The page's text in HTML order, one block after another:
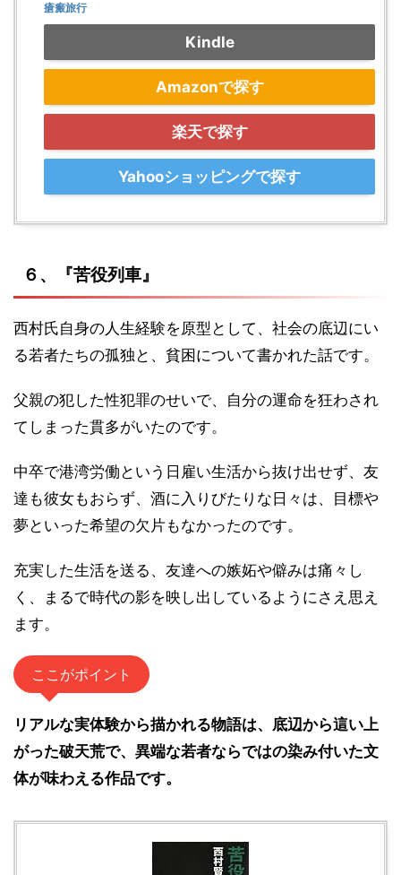
瘡瘢旅行
Kindle
Amazonで探す
楽天で探す
Yahooショッピングで探す
６、『苦役列車』
西村氏自身の人生経験を原型として、社会の底辺にい
る若者たちの孤独と、貧困について書かれた話です。
父親の犯した性犯罪のせいで、自分の運命を狂わされ
てしまった貫多がいたのです。
中卒で港湾労働という日雇い生活から抜け出せず、友
達も彼女もおらず、酒に入りびたりな日々は、目標や
夢といった希望の欠片もなかったのです。
充実した生活を送る、友達への嫉妬や僻みは痛々し
く、まるで時代の影を映し出しているようにさえ思え
ます。
ここがポイント
リアルな実体験から描かれる物語は、底辺から這い上
がった破天荒で、異端な若者ならではの染み付いた文
体が味わえる作品です。